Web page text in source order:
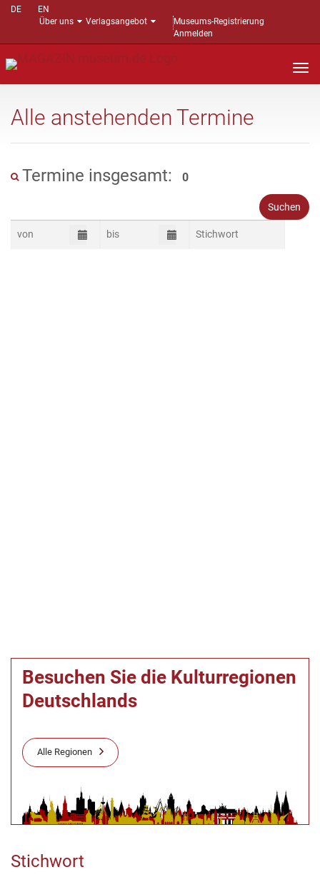
DE
EN
Über uns
Verlagsangebot
Museums-Registrierung
Anmelden
Alle anstehenden Termine
Termine insgesamt: 0
Besuchen Sie die Kulturregionen
Deutschlands
Alle Regionen
Stichwort